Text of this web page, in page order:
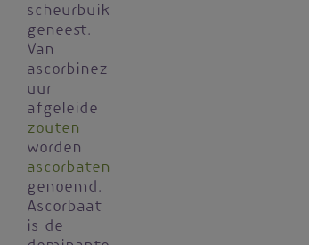
scheurbuik
geneest.
Van
ascorbinez
uur
afgeleide
zouten
worden
ascorbaten
genoemd.
Ascorbaat
is de